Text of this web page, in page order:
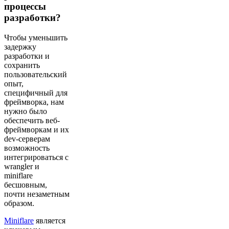
процессы
разработки?
Чтобы уменьшить
задержку
разработки и
сохранить
пользовательский
опыт,
специфичный для
фреймворка, нам
нужно было
обеспечить веб-
фреймворкам и их
dev-серверам
возможность
интегрироваться с
wrangler и
miniflare
бесшовным,
почти незаметным
образом.
Miniflare является